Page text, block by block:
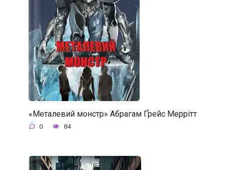
«Металевий монстр» Абрагам Ґрейс Меррітт
0 84